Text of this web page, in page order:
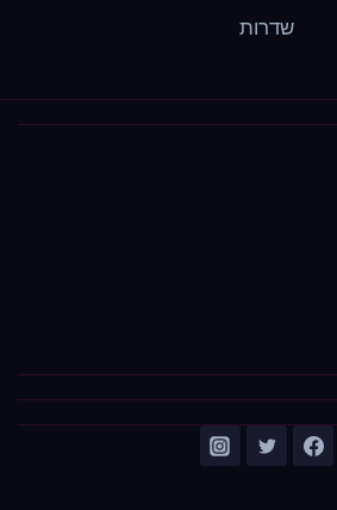
שדרות